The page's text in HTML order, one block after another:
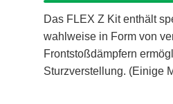
Das FLEX Z Kit enthält
wahlweise in Form von
Frontstoßdämpfern
Sturzverstellung. (Einige